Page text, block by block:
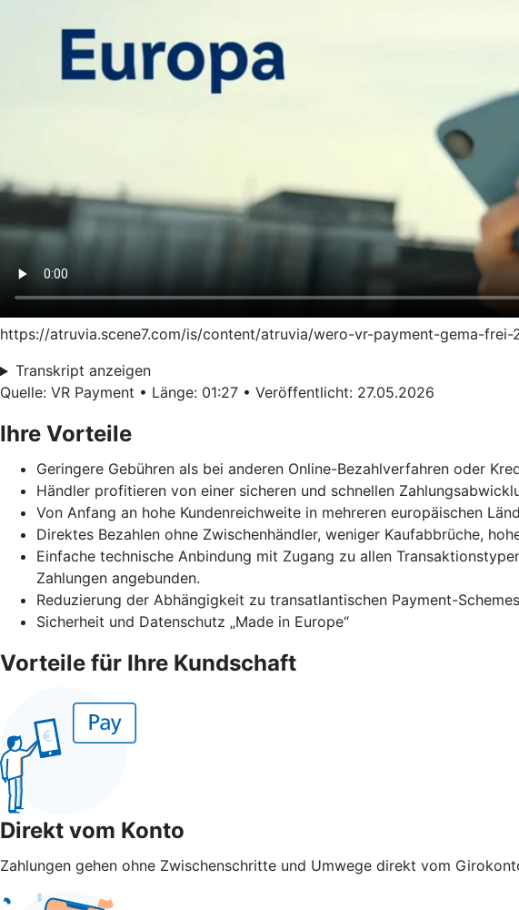
https://atruvia.scene7.com/is/content/atruvia/wero-vr-payment-gema-frei-
Transkript anzeigen
Quelle: VR Payment • Länge: 01:27 • Veröffentlicht: 27.05.2026
Ihre Vorteile
Geringere Gebühren als bei anderen Online-Bezahlverfahren oder
Händler profitieren von einer sicheren und schnellen
Von Anfang an hohe Kundenreichweite in mehreren europäischen
Direktes Bezahlen ohne Zwischenhändler, weniger Kaufabbrüche,
Einfache technische Anbindung mit Zugang zu allen
Zahlungen angebunden.
Reduzierung der Abhängigkeit zu transatlantischen Payment-
Sicherheit und Datenschutz „Made in Europe“
Vorteile für Ihre Kundschaft
Direkt vom Konto
Zahlungen gehen ohne Zwischenschritte und Umwege direkt vom